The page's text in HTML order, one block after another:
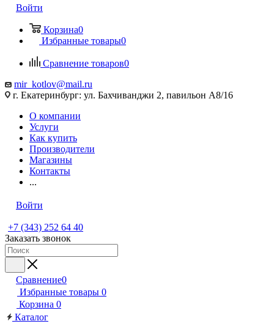
Войти
Корзина0
Избранные товары0
Сравнение товаров0
mir_kotlov@mail.ru
г. Екатеринбург: ул. Бахчиванджи 2, павильон А8/16
О компании
Услуги
Как купить
Производители
Магазины
Контакты
...
Войти
+7 (343) 252 64 40
Заказать звонок
Сравнение0
Избранные товары 0
Корзина 0
Каталог